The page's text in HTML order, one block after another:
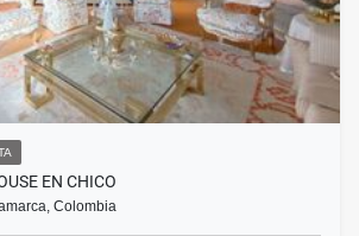
EN CHICO
Colombia